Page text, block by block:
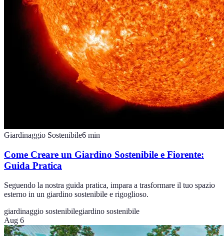
Giardinaggio Sostenibile6 min
Come Creare un Giardino Sostenibile e Fiorente:
Guida Pratica
Seguendo la nostra guida pratica, impara a trasformare il tuo spazio
esterno in un giardino sostenibile e rigoglioso.
giardinaggio sostenibilegiardino sostenibile
Aug 6